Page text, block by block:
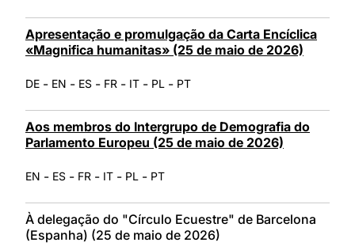
Apresentação e promulgação da Carta Encíclica
«Magnifica humanitas» (25 de maio de 2026)
DE - EN - ES - FR - IT - PL - PT
Aos membros do Intergrupo de Demografia do
Parlamento Europeu (25 de maio de 2026)
EN - ES - FR - IT - PL - PT
À delegação do "Círculo Ecuestre" de Barcelona
(Espanha) (25 de maio de 2026)